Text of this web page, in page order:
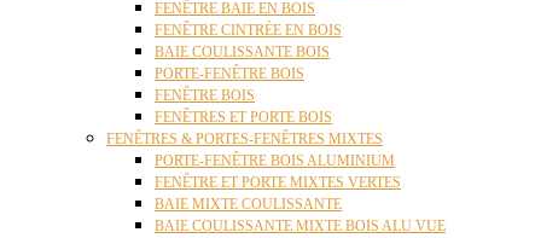
FENÊTRE BAIE EN BOIS
FENÊTRE CINTRÉE EN BOIS
BAIE COULISSANTE BOIS
PORTE-FENÊTRE BOIS
FENÊTRE BOIS
FENÊTRES ET PORTE BOIS
FENÊTRES & PORTES-FENÊTRES MIXTES
PORTE-FENÊTRE BOIS ALUMINIUM
FENÊTRE ET PORTE MIXTES VERTES
BAIE MIXTE COULISSANTE
BAIE COULISSANTE MIXTE BOIS ALU VUE